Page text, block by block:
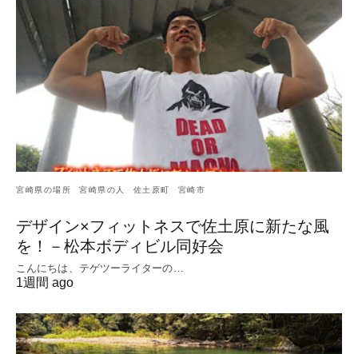
宮崎県の場所 宮崎県の人 佐土原町 宮崎市
デザイン×フィットネスで佐土原に新たな風
を！－松本ボディビル同好会
こんにちは、テゲツーライターの…
1週間 ago